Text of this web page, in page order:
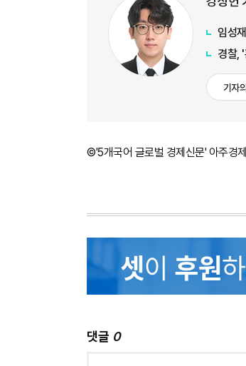
임성
경찰,
기자
©'5개국어 글로벌 경제신문' 아주경
댓글 0